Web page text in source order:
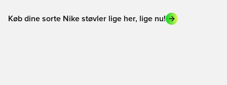
Køb dine sorte Nike støvler lige her, lige nu!